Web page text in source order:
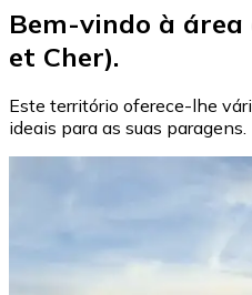
Bem-vindo à área
et Cher).
Este território oferece-lhe
ideais para as suas paragens.